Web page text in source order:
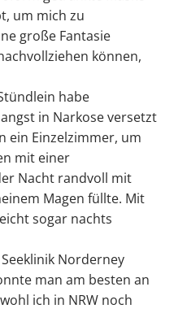
um mich zu
große Fantasie
können,
habe
in Narkose versetzt
ein Einzelzimmer, um
mit einer
Nacht randvoll mit
Magen füllte. Mit
sogar nachts
Norderney
man am besten an
ich in NRW noch